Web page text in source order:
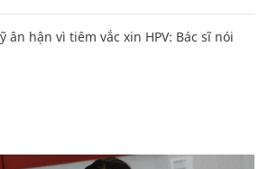
ân hận vì tiêm vắc xin HPV: Bác sĩ nói